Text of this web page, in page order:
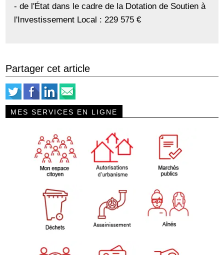
- de l'État dans le cadre de la Dotation de Soutien à
l'Investissement Local : 229 575 €
Partager cet article
MES SERVICES EN LIGNE